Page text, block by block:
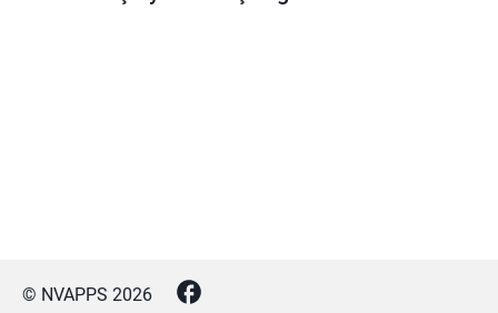
© NVAPPS 2026